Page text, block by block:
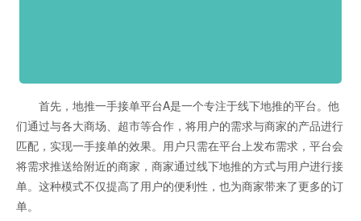
首先，地推一手接单平台A是一个专注于线下地推的平台。他
们通过与各大商场、超市等合作，将用户的需求与商家的产品进行
匹配，实现一手接单的效果。用户只需在平台上发布需求，平台会
将需求推送给附近的商家，商家通过线下地推的方式与用户进行接
单。这种模式不仅提高了用户的便利性，也为商家带来了更多的订
单。